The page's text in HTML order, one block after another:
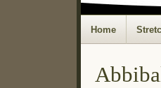
Home